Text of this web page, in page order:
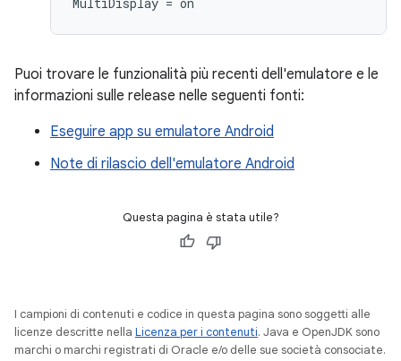
Puoi trovare le funzionalità più recenti dell'emulatore e le
informazioni sulle release nelle seguenti fonti:
Eseguire app su emulatore Android
Note di rilascio dell'emulatore Android
Questa pagina è stata utile?
I campioni di contenuti e codice in questa pagina sono soggetti alle
licenze descritte nella Licenza per i contenuti. Java e OpenJDK sono
marchi o marchi registrati di Oracle e/o delle sue società consociate.